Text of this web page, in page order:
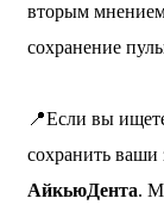
вторым
сохранение
📍Если вы
сохранить
АйкьюДента.